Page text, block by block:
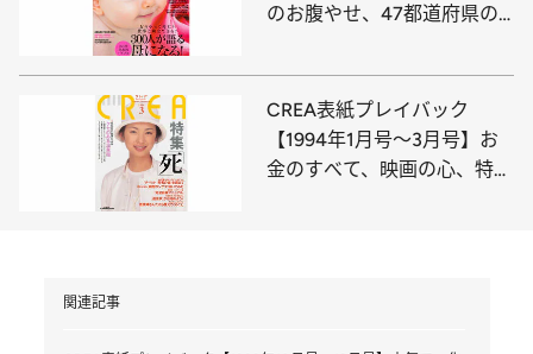
のお腹やせ、47都道府県の
CREA表紙プレイバック
【1994年1月号～3月号】お
金のすべて、映画の心、特集
関連記事